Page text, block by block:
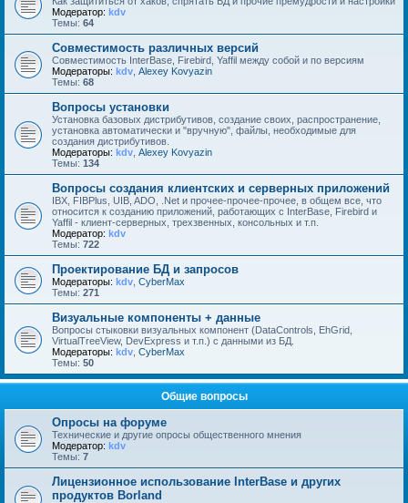
Модератор: kdv
Темы: 64
Совместимость различных версий
Совместимость InterBase, Firebird, Yaffil между собой и по версиям
Модераторы: kdv Alexey Kovyazin
Темы: 68
Вопросы установки
Установка базовых дистрибутивов, создание своих, распространение,
установка автоматически и "вручную", файлы, необходимые для
создания дистрибутивов.
Модераторы: kdv Alexey Kovyazin
Темы: 134
Вопросы создания клиентских и серверных приложений
IBX, FIBPlus, UIB, ADO, .Net и прочее-прочее-прочее, в общем все, что
относится к созданию приложений, работающих с InterBase, Firebird и
Yaffil - клиент-серверных, трехзвенных, консольных и т.п.
Модератор: kdv
Темы: 722
Проектирование БД и запросов
Модераторы: kdv CyberMax
Темы: 271
Визуальные компоненты + данные
Вопросы стыковки визуальных компонент (DataControls, EhGrid,
VirtualTreeView, DevExpress и т.п.) с данными из БД.
Модераторы: kdv CyberMax
Темы: 50
Общие вопросы
Опросы на форуме
Технические и другие опросы общественного мнения
Модератор: kdv
Темы: 7
Лицензионное использование InterBase и других
продуктов Borland